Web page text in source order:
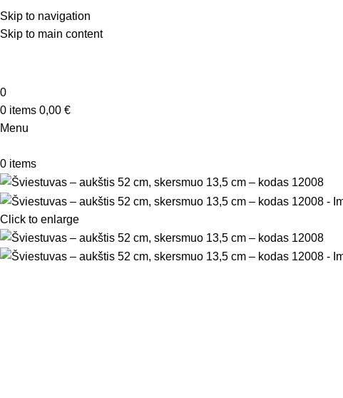
Skip to navigation
Skip to main content
0
0 items 0,00 €
Menu
0 items
Click to enlarge